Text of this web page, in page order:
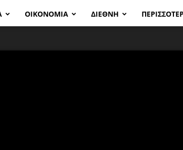
ΟΙΚΟΝΟΜΙΑ ΔΙΕΘΝΗ